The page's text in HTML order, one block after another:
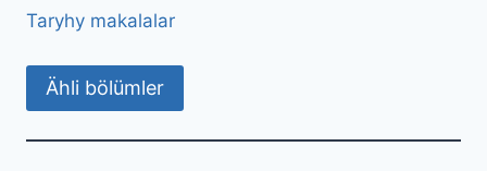
Taryhy makalalar
Ähli bölümler